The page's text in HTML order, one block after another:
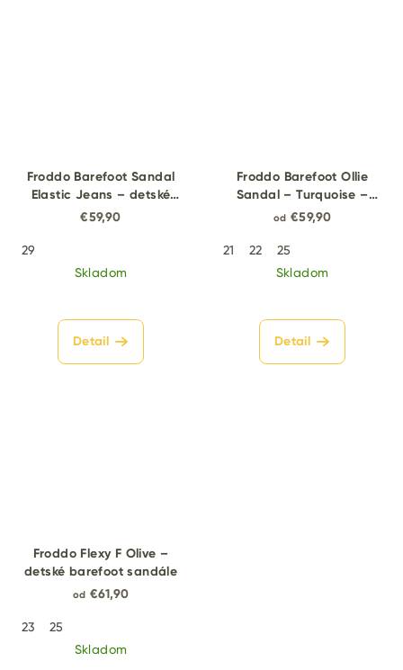
Froddo Barefoot Sandal
Elastic Jeans – detské
sandále
€59,90
29
Skladom
Detail
Froddo Barefoot Ollie
Sandal – Turquoise –
detské barefoot sandále
od €59,90
21 22
25
Skladom
Detail
Froddo Flexy F Olive –
detské barefoot sandále
od €61,90
23
25
Skladom